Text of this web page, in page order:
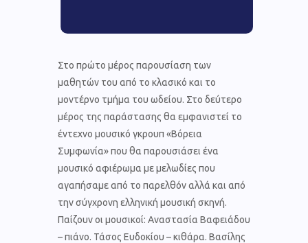
Στο πρώτο μέρος παρουσίαση των
μαθητών του από το κλασικό και το
μοντέρνο τμήμα του ωδείου. Στο δεύτερο
μέρος της παράστασης θα εμφανιστεί το
έντεχνο μουσικό γκρουπ «Βόρεια
Συμφωνία» που θα παρουσιάσει ένα
μουσικό αφιέρωμα με μελωδίες που
αγαπήσαμε από το παρελθόν αλλά και από
την σύγχρονη ελληνική μουσική σκηνή.
Παίζουν οι μουσικοί: Αναστασία Βαφειάδου
– πιάνο. Τάσος Ευδοκίου – κιθάρα. Βασίλης